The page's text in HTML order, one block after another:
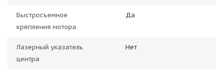
Быстросъемное
крепления мотора
Да
Лазерный указатель
центра
Нет